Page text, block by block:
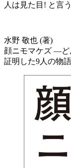
人は見た目! と言
水野 敬也 (著)
顔ニモマケズ ―ど
証明した9人の物語